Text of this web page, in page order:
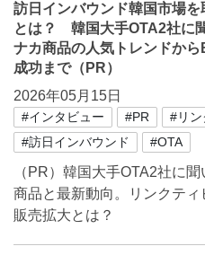
訪日インバウンド韓国市場を
とは？ 韓国大手OTA2社に
ナカ商品の人気トレンドか
成功まで（PR）
2026年05月15日
#インタビュー #PR #リン
#訪日インバウンド
#OTA
（PR）韓国大手OTA2社に
商品と最新動向。リンクテ
販売拡大とは？